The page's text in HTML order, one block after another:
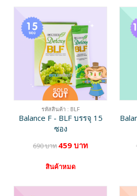
รหัสสินค้า : BLF
Balance F - BLF บรรจุ 15
ซอง
690 บาท459 บาท
สินค้าหมด